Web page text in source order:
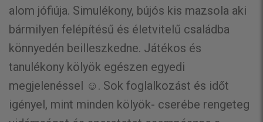
alom jófiúja. Simulékony, bújós kis mazsola aki
bármilyen felépítésű és életvitelű családba
könnyedén beilleszkedne. Játékos és
tanulékony kölyök egészen egyedi
megjelenéssel ☺️. Sok foglalkozást és időt
igényel, mint minden kölyök- cserébe rengeteg